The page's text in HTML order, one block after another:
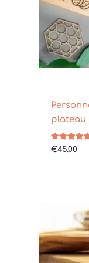
plateau
Note
5.00
€45.00